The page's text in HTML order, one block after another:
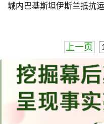
城内巴基斯坦伊斯兰抵抗运
上一页